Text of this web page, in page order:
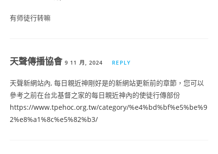
有师徒行转嘛
天聲傳播協會 9 11 月, 2024 REPLY
天聲新網站內, 每日親近神剛好是的新網站更新前的章節，您可以
參考之前在台北基督之家的每日親近神內的使徒行傳部份
https://www.tpehoc.org.tw/category/%e4%bd%bf%e5%be%9
2%e8%a1%8c%e5%82%b3/